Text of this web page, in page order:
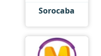
Sorocaba